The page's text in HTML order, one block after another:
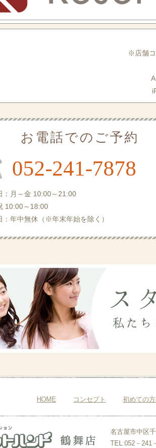
※店舗コ
お電話でのご予約
052-241-7878
：月～金 10:00～21:00
10:00～18:00
：年中無休（※年末年始を除く）
HOME コンセプト 初めての
名古屋市中区
TEL:052－241